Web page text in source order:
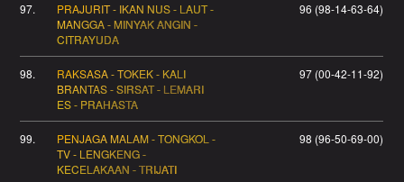
97.
PRAJURIT - IKAN NUS - LAUT -
MANGGA - MINYAK ANGIN -
CITRAYUDA
96 (98-14-63-64)
98.
RAKSASA - TOKEK - KALI
BRANTAS - SIRSAT - LEMARI
ES - PRAHASTA
97 (00-42-11-92)
99.
PENJAGA MALAM - TONGKOL -
TV - LENGKENG -
KECELAKAAN - TRIJATI
98 (96-50-69-00)